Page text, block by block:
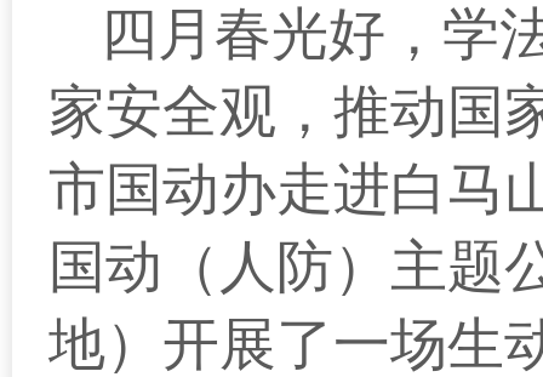
四月春光好，学
家安全观，推动国
市国动办走进白马
国动（人防）主题
地）开展了一场生